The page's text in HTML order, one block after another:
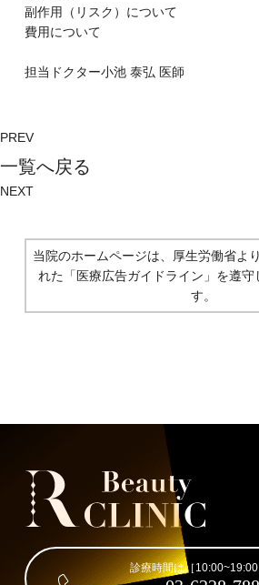
副作⽤（リスク）について
費⽤について
担当ドクター小池 泰弘 医師
PREV
⼀覧へ戻る
NEXT
当院のホームページは、厚生労働省よ
れた 「医療広告ガイドライン」を遵
す。
診療時間は［10:00~19:00